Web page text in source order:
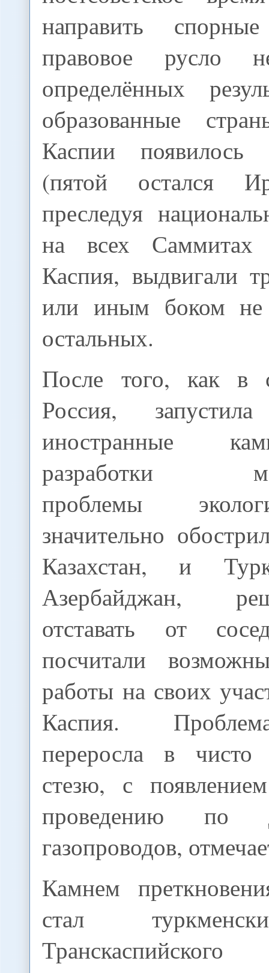
направить
правовое русло
определённых
образованные
Каспии появилось
(пятой остался
преследуя
на всех Саммитах
Каспия, выдвигали
или иным боком не
остальных.
После того, как в
Россия,
иностранные
разработки
проблемы
значительно
Казахстан, и
Азербайджан,
отставать от
посчитали
работы на своих
Каспия.
переросла в чисто
стезю, с
проведению по
газопроводов,
Камнем
стал
Транскаспийского